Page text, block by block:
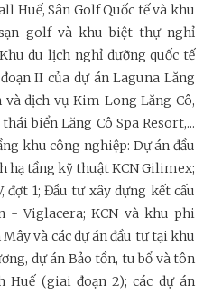
Huế, Sân Golf Quốc tế và khu
golf và khu biệt thự nghỉ
du lịch nghỉ dưỡng quốc tế
II của dự án Laguna Lăng
dịch vụ Kim Long Lăng Cô,
biển Lăng Cô Spa Resort,...
khu công nghiệp: Dự án đầu
hạ tầng kỹ thuật KCN Gilimex;
đợt 1; Đầu tư xây dựng kết cấu
- Viglacera; KCN và khu phi
và các dự án đầu tư tại khu
dự án Bảo tồn, tu bổ và tôn
Huế (giai đoạn 2); các dự án